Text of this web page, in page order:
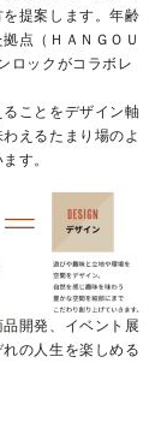
提案します。年齢
点（ＨＡＮＧＯＵ
ロックがコラボレ
ことをデザイン軸
えるたまり場のよ
す。
開発、イベント展
の人生を楽しめる